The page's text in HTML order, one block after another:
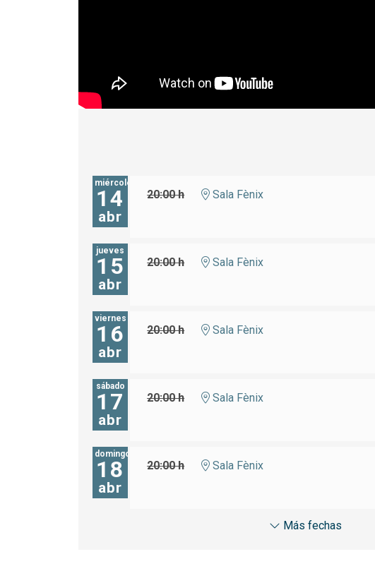
miércoles
14
abr
20:00 h Sala Fènix
jueves
15
abr
20:00 h Sala Fènix
viernes
16
abr
20:00 h Sala Fènix
sábado
17
abr
20:00 h Sala Fènix
domingo
18
abr
20:00 h Sala Fènix
Más fechas